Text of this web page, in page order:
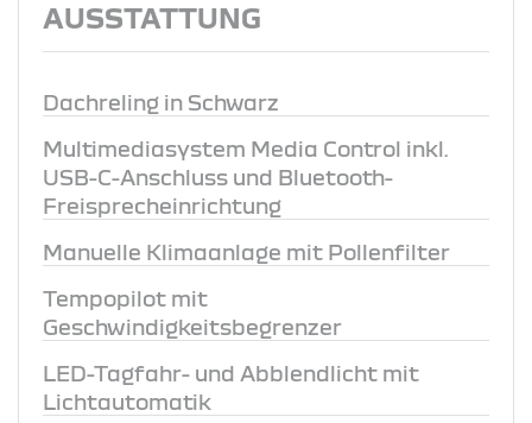
AUSSTATTUNG
Dachreling in Schwarz
Multimediasystem Media Control inkl.
USB-C-Anschluss und Bluetooth-
Freisprecheinrichtung
Manuelle Klimaanlage mit Pollenfilter
Tempopilot mit
Geschwindigkeitsbegrenzer
LED-Tagfahr- und Abblendlicht mit
Lichtautomatik